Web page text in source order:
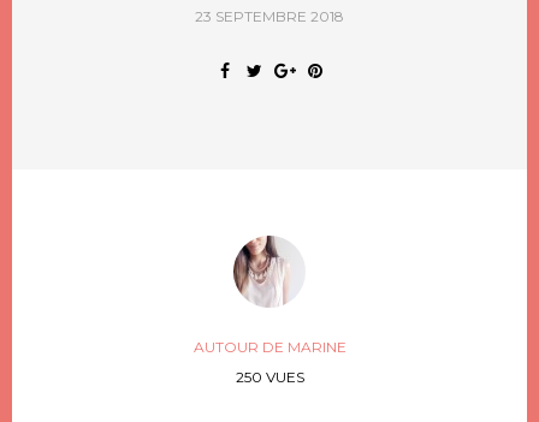
23 SEPTEMBRE 2018
AUTOUR DE MARINE
250 VUES